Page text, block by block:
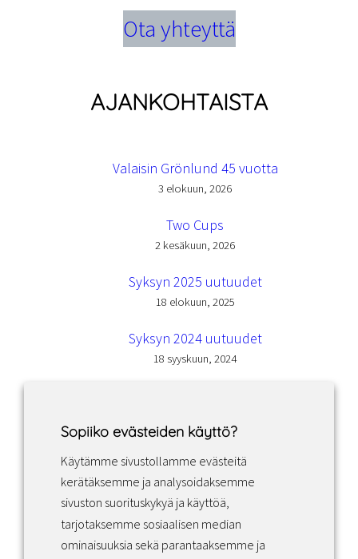
Ota yhteyttä
AJANKOHTAISTA
Valaisin Grönlund 45 vuotta
3 elokuun, 2026
Two Cups
2 kesäkuun, 2026
Syksyn 2025 uutuudet
18 elokuun, 2025
Syksyn 2024 uutuudet
18 syyskuun, 2024
Facebook Instagram LinkedIn
Sopimusehdot
Sopiiko evästeiden käyttö?
Käytämme sivustollamme evästeitä
kerätäksemme ja analysoidaksemme
sivuston suorituskykyä ja käyttöä,
tarjotaksemme sosiaalisen median
ominaisuuksia sekä parantaaksemme ja